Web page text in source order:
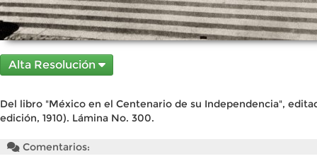
Alta Resolución
Del libro "México en el Centenario de su Independencia",
edición, 1910). Lámina No. 300.
Comentarios: